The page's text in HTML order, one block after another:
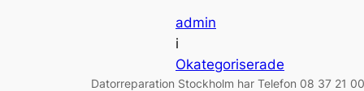
admin
i
Okategoriserade
Datorreparation Stockholm har Telefon 08 37 21 00